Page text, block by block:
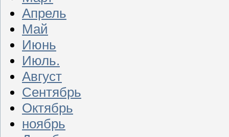
Апрель
Май
Июнь
Июль.
Август
Сентябрь
Октябрь
ноябрь